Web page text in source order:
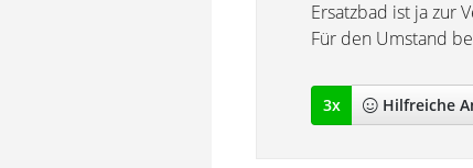
Ersatzbad ist ja zur
Für den Umstand
3x Hilfreiche